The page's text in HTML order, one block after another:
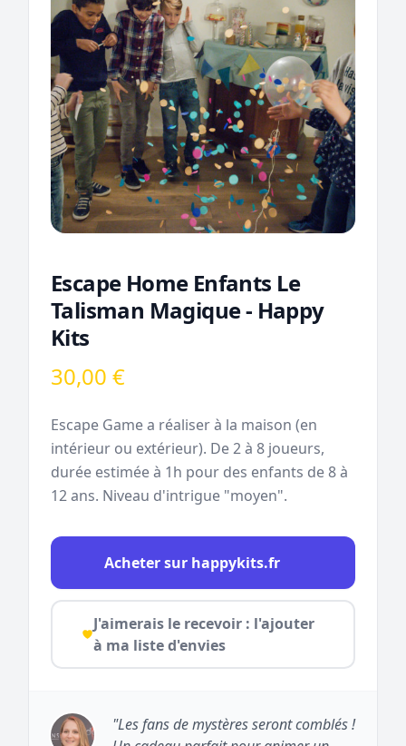
Escape Home Enfants Le
Talisman Magique - Happy
Kits
30,00 €
Escape Game a réaliser à la maison (en
intérieur ou extérieur). De 2 à 8 joueurs,
durée estimée à 1h pour des enfants de 8 à
12 ans. Niveau d'intrigue "moyen".
Acheter sur happykits.fr
J'aimerais le recevoir : l'ajouter
à ma liste d'envies
"Les fans de mystères seront comblés !